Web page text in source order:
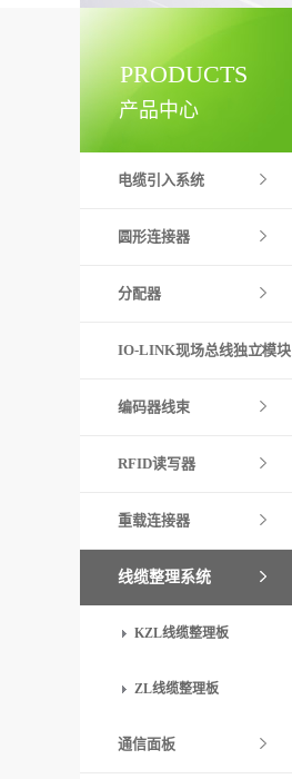
产品中心
PRODUCTS
电缆引入系统
圆形连接器
分配器
IO-LINK现场总线独立模块
编码器线束
RFID读写器
重载连接器
线缆整理系统
KZL线缆整理板
ZL线缆整理板
通信面板